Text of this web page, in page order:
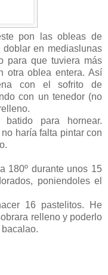
pon las obleas de
en mediaslunas
para que tuviera más
otra oblea entera. Así
con el sofrito de
con un tenedor (no
para hornear.
haría falta pintar con
180º durante unos 15
poniendoles el
16 pastelitos. He
relleno y poderlo